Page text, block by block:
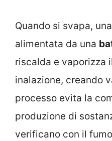
Quando si svapa,
alimentata da una
riscalda e vaporizza
inalazione, creando
processo evita la
produzione di
verificano con il